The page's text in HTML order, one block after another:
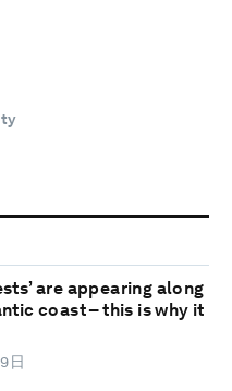
are appearing along
coast – this is why it
日